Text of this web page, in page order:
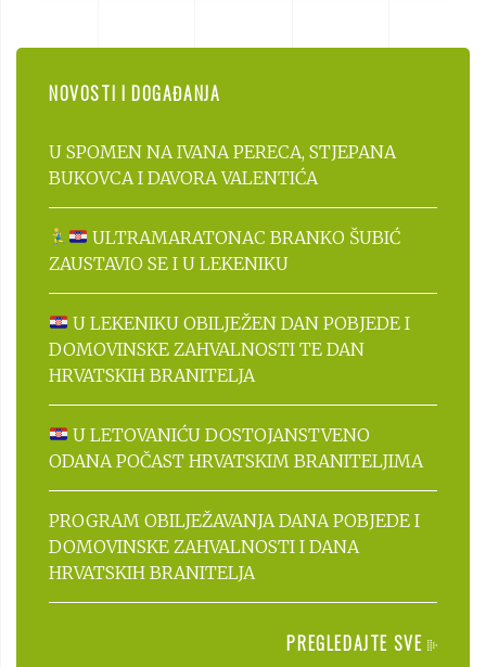
NOVOSTI I DOGAĐANJA
U SPOMEN NA IVANA PERECA, STJEPANA
BUKOVCA I DAVORA VALENTIĆA
ULTRAMARATONAC BRANKO ŠUBIĆ
ZAUSTAVIO SE I U LEKENIKU
U LEKENIKU OBILJEŽEN DAN POBJEDE I
DOMOVINSKE ZAHVALNOSTI TE DAN
HRVATSKIH BRANITELJA
U LETOVANIĆU DOSTOJANSTVENO
ODANA POČAST HRVATSKIM BRANITELJIMA
PROGRAM OBILJEŽAVANJA DANA POBJEDE I
DOMOVINSKE ZAHVALNOSTI I DANA
HRVATSKIH BRANITELJA
PREGLEDAJTE SVE